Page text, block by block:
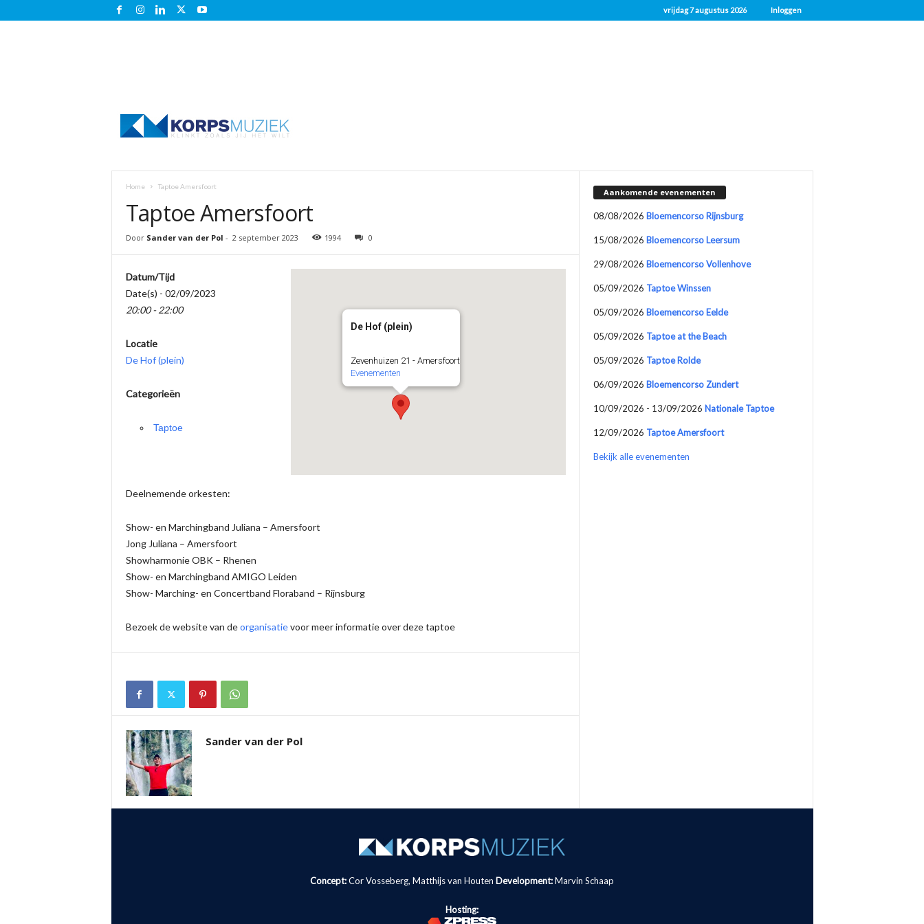
vrijdag 7 augustus 2026 Inloggen
Home Taptoe Amersfoort
Taptoe Amersfoort
Door Sander van der Pol - 2 september 2023 1994 0
De Hof (plein)
Zevenhuizen 21 - Amersfoort
Evenementen
Datum/Tijd
Date(s) - 02/09/2023
20:00 - 22:00
Locatie
De Hof (plein)
Categorieën
Taptoe
Deelnemende orkesten:
Show- en Marchingband Juliana – Amersfoort
Jong Juliana – Amersfoort
Showharmonie OBK – Rhenen
Show- en Marchingband AMIGO Leiden
Show- Marching- en Concertband Floraband – Rijnsburg
Bezoek de website van deorganisatievoor meer informatie over deze taptoe
Sander van der Pol
Aankomende evenementen
08/08/2026 Bloemencorso Rijnsburg
15/08/2026 Bloemencorso Leersum
29/08/2026 Bloemencorso Vollenhove
05/09/2026 Taptoe Winssen
05/09/2026 Bloemencorso Eelde
05/09/2026 Taptoe at the Beach
05/09/2026 Taptoe Rolde
06/09/2026 Bloemencorso Zundert
10/09/2026 - 13/09/2026 Nationale Taptoe
12/09/2026 Taptoe Amersfoort
Bekijk alle evenementen
Concept:Cor Vosseberg, Matthijs van Houten Development:Marvin Schaap
Hosting: